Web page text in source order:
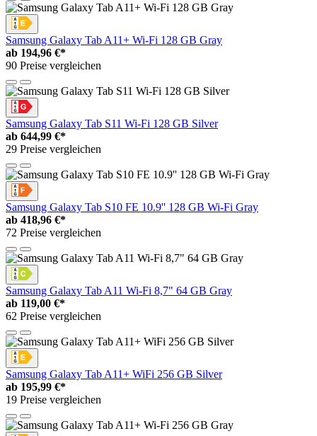
Samsung Galaxy Tab A11+ Wi-Fi 128 GB Gray
ab 194,96 €*
90 Preise vergleichen
Samsung Galaxy Tab S11 Wi-Fi 128 GB Silver
ab 644,99 €*
29 Preise vergleichen
Samsung Galaxy Tab S10 FE 10.9'' 128 GB Wi-Fi Gray
ab 418,96 €*
72 Preise vergleichen
Samsung Galaxy Tab A11 Wi-Fi 8,7" 64 GB Gray
ab 119,00 €*
62 Preise vergleichen
Samsung Galaxy Tab A11+ WiFi 256 GB Silver
ab 195,99 €*
19 Preise vergleichen